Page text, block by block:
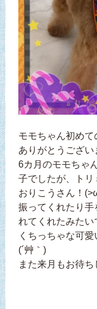
モモちゃん初め
ありがとうござ
6カ月のモモちゃ
子でしたが、ト
おりこうさん！
振ってくれたり
れてくれたみた
くちっちゃな可
(´艸｀)
また来月もお待